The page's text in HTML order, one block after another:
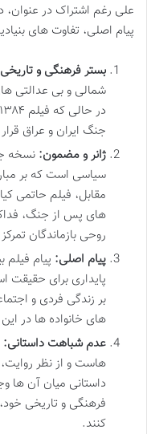
علی رغم اشتراک در عنوان،
پیام اصلی، تفاوت های
بستر فرهنگی و
شمالی و بی عدالتی
جنگ ایران و عراق
ژانر و مضمون: نسخه
سیاسی است که بر
مقابل، فیلم حاتمی
های پس از جنگ،
روحی بازماندگان
پیام اصلی: پیام فیلم
پایداری برای حقیقت
بر زندگی فردی و
های خانواده ها در
عدم شباهت داستانی:
هاست و از نظر
داستانی میان آن ها
فرهنگی و تاریخی
کنند.